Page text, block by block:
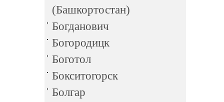
(Башкортостан)
Богданович
Богородицк
Боготол
Бокситогорск
Болгар